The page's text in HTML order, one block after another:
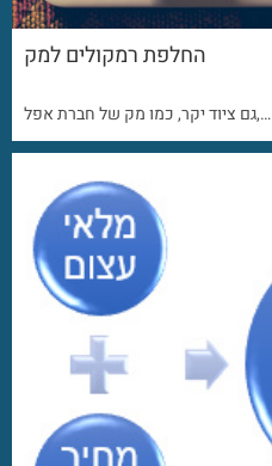
החלפת רמקולים למק
גם ציוד יקר, כמו מק של חברת אפל,…